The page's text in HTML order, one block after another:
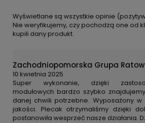
Wyświetlane są wszystkie opinie
Nie weryfikujemy, czy pochodzą one od
kupili dany produkt.
Zachodniopomorska Grupa
10 kwietnia 2025
Super wykonanie, dzięki
modułowych bardzo szybko
danej chwili potrzebne. Wyposażony w
jakości. Plecak otrzymaliśmy dzięki
postanowiła wesprzeć nasze działania.